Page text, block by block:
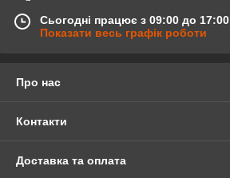
Сьогодні працює з 09:00 до 17:00
Показати весь графік роботи
Про нас
Контакти
Доставка та оплата